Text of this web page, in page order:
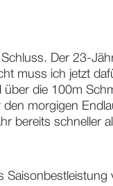
Der 23-
muss ich jetzt
die 100m
morgigen
bereits schneller